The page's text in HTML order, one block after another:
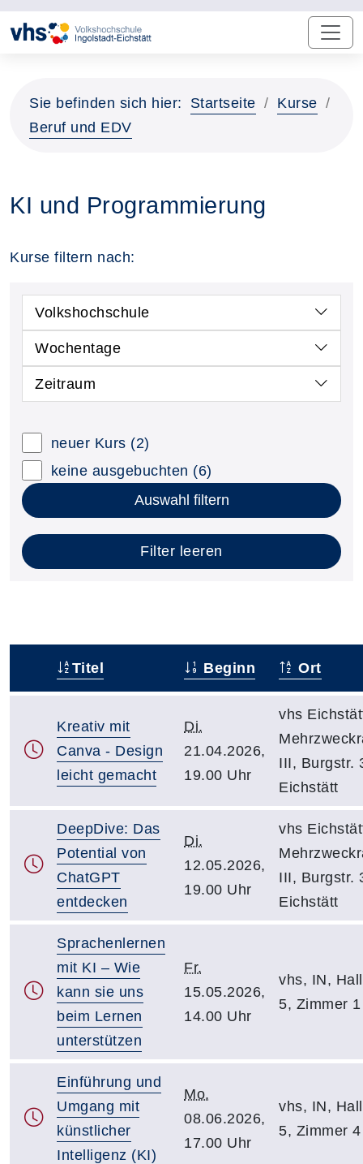
Sie befinden sich hier: Startseite
Kurse
Beruf und EDV
KI und Programmierung
Kurse filtern nach:
Volkshochschule
Wochentage
Zeitraum
neuer Kurs (2)
keine ausgebuchten (6)
Auswahl filtern
Filter leeren
Titel Beginn Ort
Kreativ mit
Canva - Design
leicht gemacht
Di.
21.04.2026,
19.00 Uhr
vhs
III, Burgstr.
Eichstätt
DeepDive: Das
Potential von
ChatGPT
entdecken
Di.
12.05.2026,
19.00 Uhr
vhs
III, Burgstr.
Eichstätt
Sprachenlernen
mit KI – Wie
kann sie uns
beim Lernen
unterstützen
Fr.
15.05.2026,
14.00 Uhr
vhs, IN,
5, Zimmer 1
Einführung und
Umgang mit
künstlicher
Intelligenz (KI)
Mo.
08.06.2026,
17.00 Uhr
vhs, IN,
5, Zimmer 4